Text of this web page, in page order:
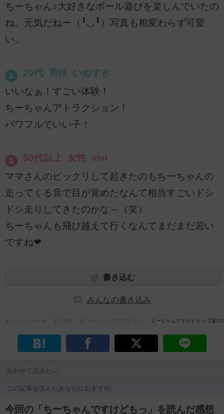
ちーちゃん♪大好きなボール遊びを楽しんでいたの
ね。元気だねー（╹◡╹）写真も相変わらず可愛
い。
20代 男性 いぬすき
いいなぁ！すごい体験！
ちーちゃんアトラクション！
パワフルでいい子！
50代以上 女性 vivi
ママさんのビックリして起きたのもちーちゃんの
走ってくる音で目が覚めたなんて相当すごいドシ
ドシ走りしてきたのかな～（笑）
ちーちゃんも飛び越えて行くなんてまだまだ若い
ですね❤
書き込む
みんなの書き込み
ちーちゃんですけどもっ【第
合わせて読みたい
この記事を読んだあなたにおすすめ
今回の「ちーちゃんですけどもっ」を読んだ感想